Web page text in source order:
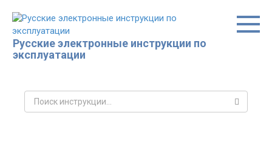
контенту
Русские электронные инструкции по
эксплуатации
Поиск: